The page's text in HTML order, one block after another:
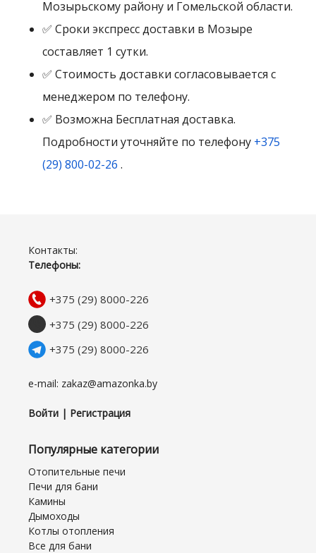
Мозырьскому району и Гомельской области.
✅ Сроки экспресс доставки в Мозыре
составляет 1 сутки.
✅ Стоимость доставки согласовывается с
менеджером по телефону.
✅ Возможна Бесплатная доставка.
Подробности уточняйте по телефону +375
(29) 800-02-26 .
Контакты:
Телефоны:
+375 (29) 8000-226
+375 (29) 8000-226
+375 (29) 8000-226
e-mail: zakaz@amazonka.by
Войти | Регистрация
Популярные категории
Отопительные печи
Печи для бани
Камины
Дымоходы
Котлы отопления
Все для бани